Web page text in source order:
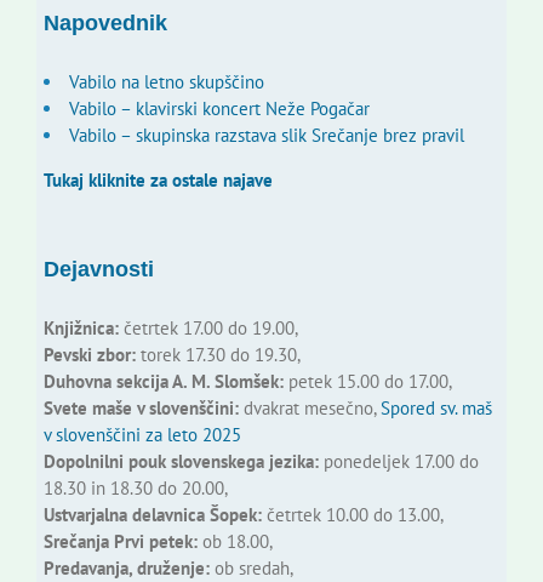
Napovednik
Vabilo na letno skupščino
Vabilo – klavirski koncert Neže Pogačar
Vabilo – skupinska razstava slik Srečanje brez pravil
Tukaj kliknite za ostale najave
Dejavnosti
Knjižnica:četrtek 17.00 do 19.00,
Pevski zbor:torek 17.30 do 19.30,
Duhovna sekcija A. M. Slomšek:petek 15.00 do 17.00,
Svete maše v slovenščini:dvakrat mesečno,Spored sv. maš
v slovenščini za leto 2025
Dopolnilni pouk slovenskega jezika:ponedeljek 17.00 do
18.30 in 18.30 do 20.00,
Ustvarjalna delavnica Šopek:četrtek 10.00 do 13.00,
Srečanja Prvi petek:ob 18.00,
Predavanja, druženje:ob sredah,